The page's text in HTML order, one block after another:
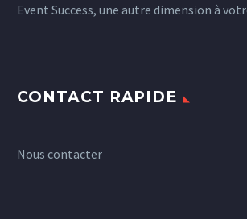
Event Success, une autre dimension à
CONTACT RAPIDE
Nous contacter